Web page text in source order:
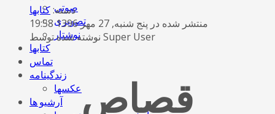
صوتی
تصویری
نوشتار
کتابها
تماس
زندگینامه
عکسها
آرشیو ها
دسته:کتابها
منتشر شده در پنج شنبه, 27 مهر 1396 19:58
نوشته شده توسط Super User
قصاص